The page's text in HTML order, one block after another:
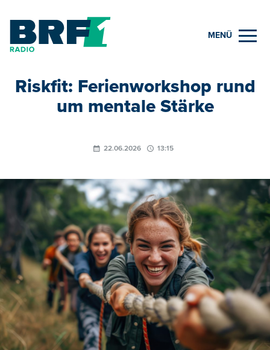
MENÜ
Riskfit: Ferienworkshop rund
um mentale Stärke
22.06.2026 13:15